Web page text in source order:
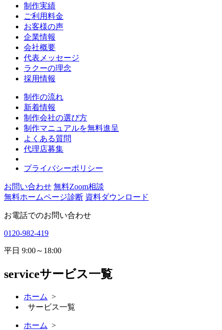
制作実績
ご利用料金
お客様の声
企業情報
会社概要
代表メッセージ
ラクーの理念
採用情報
制作の流れ
新着情報
制作会社の選び方
制作マニュアルを無料進呈
よくある質問
代理店募集
プライバシーポリシー
お問い合わせ 無料Zoom相談
無料ホームページ診断 資料ダウンロード
お電話でのお問い合わせ
0120-982-419
平日 9:00～18:00
serviceサービス一覧
ホーム >
サービス一覧
ホーム >